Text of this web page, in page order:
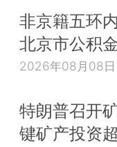
非京籍五环
北京市公积
2026年08月08日
特朗普召开
键矿产投资